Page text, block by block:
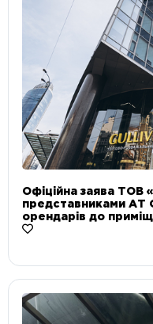
Офіційна заява ТОВ
представниками АТ
орендарів до